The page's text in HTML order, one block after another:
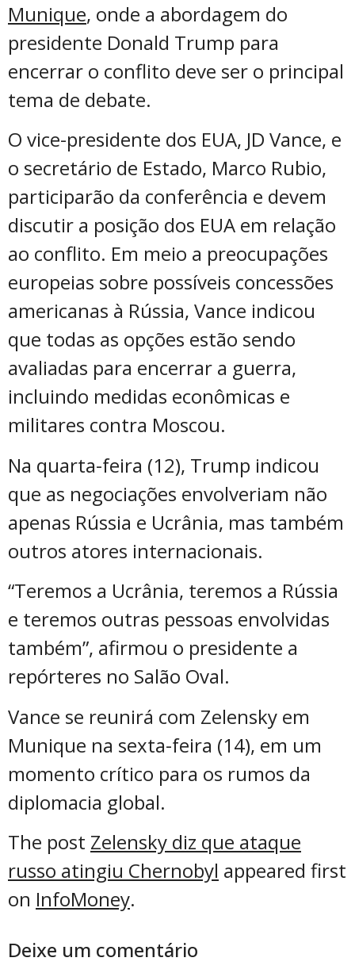
Munique, onde a abordagem do
presidente Donald Trump para
encerrar o conflito deve ser o principal
tema de debate.
O vice-presidente dos EUA, JD Vance, e
o secretário de Estado, Marco Rubio,
participarão da conferência e devem
discutir a posição dos EUA em relação
ao conflito. Em meio a preocupações
europeias sobre possíveis concessões
americanas à Rússia, Vance indicou
que todas as opções estão sendo
avaliadas para encerrar a guerra,
incluindo medidas econômicas e
militares contra Moscou.
Na quarta-feira (12), Trump indicou
que as negociações envolveriam não
apenas Rússia e Ucrânia, mas também
outros atores internacionais.
“Teremos a Ucrânia, teremos a Rússia
e teremos outras pessoas envolvidas
também”, afirmou o presidente a
repórteres no Salão Oval.
Vance se reunirá com Zelensky em
Munique na sexta-feira (14), em um
momento crítico para os rumos da
diplomacia global.
The post Zelensky diz que ataque
russo atingiu Chernobyl appeared first
on InfoMoney.
Deixe um comentário